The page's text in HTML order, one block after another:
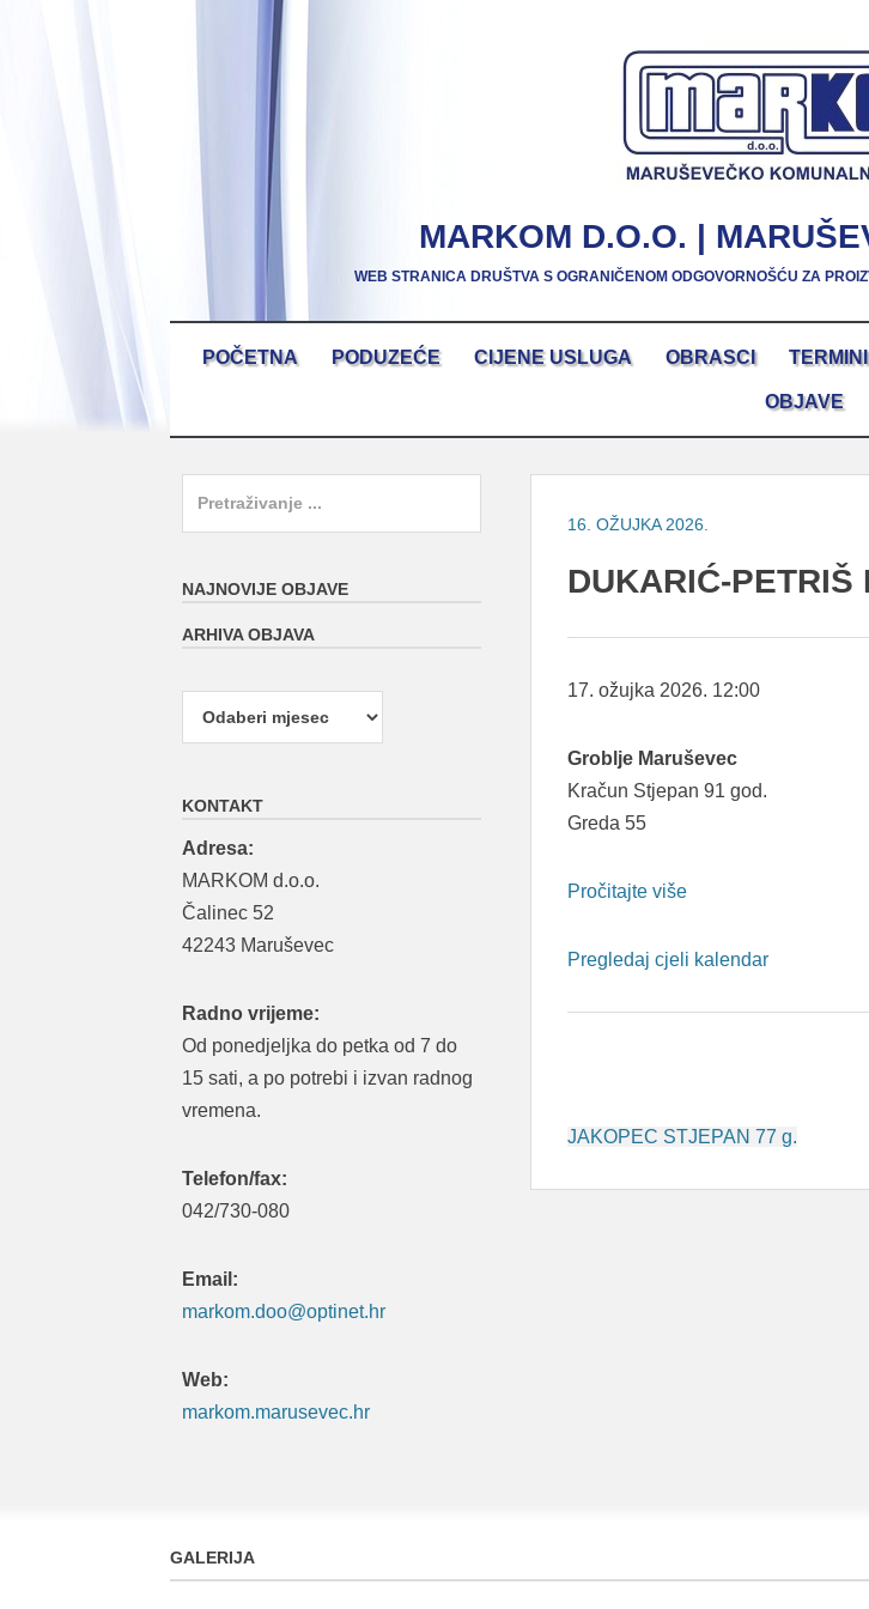
MARKOM D.O.O. |
WEB STRANICA DRUŠTVA S OGRANIČENOM ODGOVORNOŠĆU ZA
POČETNA PODUZEĆE CIJENE USLUGA OBRASCI
OBJAVE
16. OŽUJKA 2026.
DUKARIĆ-PETRIŠ
KRAČUN
91
g.
17. ožujka 2026. 12:00
Groblje Maruševec
Kračun Stjepan 91 god.
Greda 55
Pročitajte više
Pregledaj cjeli kalendar
Post
JAKOPEC STJEPAN 77 g.
NAJNOVIJE OBJAVE
ARHIVA OBJAVA
objava
KONTAKT
Adresa:
MARKOM d.o.o.
Čalinec 52
42243 Maruševec
Radno vrijeme:
Od ponedjeljka do petka od 7 do
15 sati, a po potrebi i izvan radnog
vremena.
Telefon/fax:
042/730-080
Email:
markom.doo@optinet.hr
Web:
markom.marusevec.hr
GALERIJA